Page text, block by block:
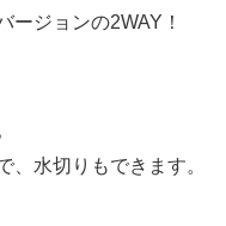
ージョンの2WAY！
、水切りもできます。